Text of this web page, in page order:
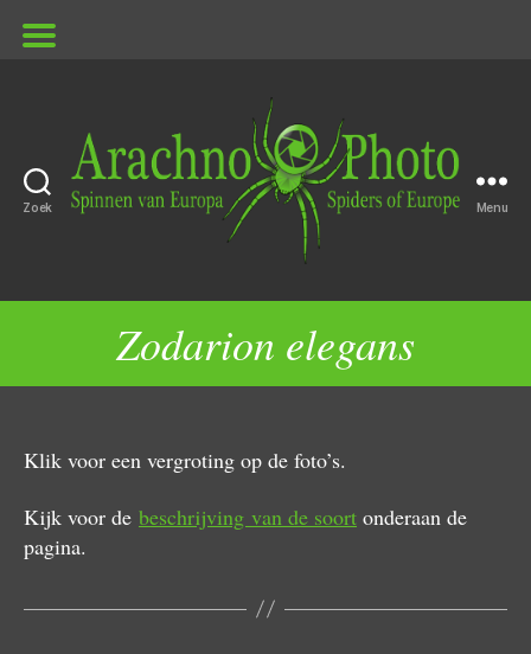
Zoek Menu
Zodarion elegans
Klik voor een vergroting op de foto’s.
Kijk voor de beschrijving van de soort onderaan de
pagina.